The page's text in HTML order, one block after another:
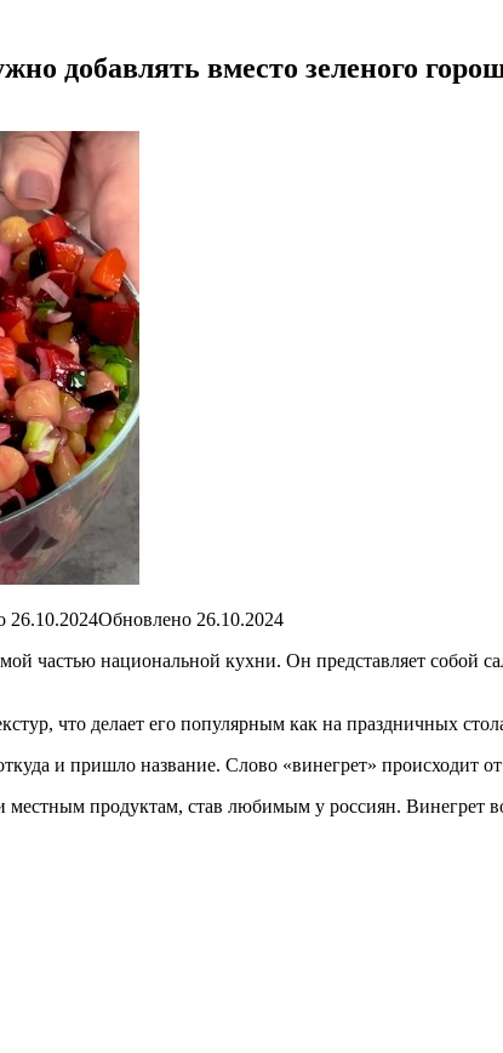
добавлять вместо зеленого
26.10.2024
частью национальной кухни. Он представляет собой
что делает его популярным как на праздничных
и пришло название. Слово «винегрет» происходит
местным продуктам, став любимым у россиян. Винегрет